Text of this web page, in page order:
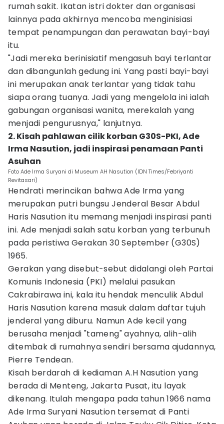
rumah sakit. Ikatan istri dokter dan organisasi
lainnya pada akhirnya mencoba menginisiasi
tempat penampungan dan perawatan bayi-bayi
itu.
"Jadi mereka berinisiatif mengasuh bayi terlantar
dan dibangunlah gedung ini. Yang pasti bayi-bayi
ini merupakan anak terlantar yang tidak tahu
siapa orang tuanya. Jadi yang mengelola ini ialah
gabungan organisasi wanita, merekalah yang
menjadi pengurusnya," lanjutnya.
2. Kisah pahlawan cilik korban G30S-PKI, Ade
Irma Nasution, jadi inspirasi penamaan Panti
Asuhan
Foto Ade Irma Suryani di Museum AH Nasution (IDN Times/Febriyanti
Revitasari)
Hendrati merincikan bahwa Ade Irma yang
merupakan putri bungsu Jenderal Besar Abdul
Haris Nasution itu memang menjadi inspirasi panti
ini. Ade menjadi salah satu korban yang terbunuh
pada peristiwa Gerakan 30 September (G30S)
1965.
Gerakan yang disebut-sebut didalangi oleh Partai
Komunis Indonesia (PKI) melalui pasukan
Cakrabirawa ini, kala itu hendak menculik Abdul
Haris Nasution karena masuk dalam daftar tujuh
jenderal yang diburu. Namun Ade kecil yang
berusaha menjadi "tameng" ayahnya, alih-alih
ditembak di rumahnya sendiri bersama ajudannya,
Pierre Tendean.
Kisah berdarah di kediaman A.H Nasution yang
berada di Menteng, Jakarta Pusat, itu layak
dikenang. Itulah mengapa pada tahun 1966 nama
Ade Irma Suryani Nasution tersemat di Panti